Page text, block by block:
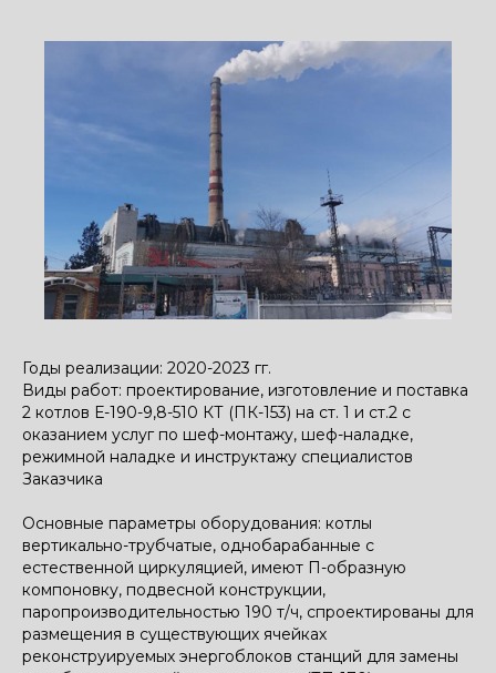
Годы реализации: 2020-2023 гг.
Виды работ: проектирование, изготовление и поставка
2 котлов Е-190-9,8-510 КТ (ПК-153) на ст. 1 и ст.2 с
оказанием услуг по шеф-монтажу, шеф-наладке,
режимной наладке и инструктажу специалистов
Заказчика
Основные параметры оборудования: котлы
вертикально-трубчатые, однобарабанные с
естественной циркуляцией, имеют П-образную
компоновку, подвесной конструкции,
паропроизводительностью 190 т/ч, спроектированы для
размещения в существующих ячейках
реконструируемых энергоблоков станций для замены